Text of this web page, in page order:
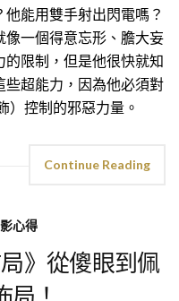
能用雙手射出閃電嗎？
像一個得意忘形、膽大妄
限制，但是他很快就知
些超能力，因為他必須對
）控制的邪惡力量。
Continue Reading
心得
》從傻眼到佩